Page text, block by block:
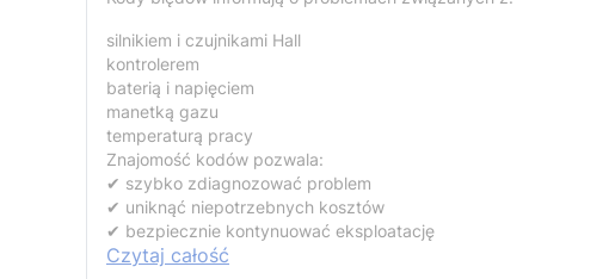
silnikiem i czujnikami Hall
kontrolerem
baterią i napięciem
manetką gazu
temperaturą pracy
Znajomość kodów pozwala:
✔ szybko zdiagnozować problem
✔ uniknąć niepotrzebnych kosztów
✔ bezpiecznie kontynuować eksploatację
Czytaj całość